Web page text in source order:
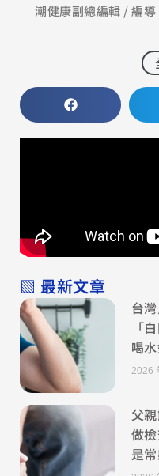
潮健康副總編輯 / 編
▧ 最新文章
台
「
喝
2026
父
做
是